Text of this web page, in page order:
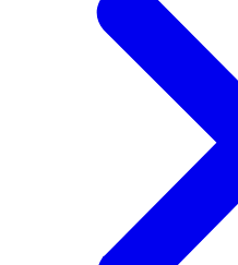
andere taaldomeinen
meeste leerkrachten
didactisch handelen
taalvaardigheid,
aandacht in
Bekijk het rapport
(gepubliceerd op 4
Bekijk het nieuwsbericht